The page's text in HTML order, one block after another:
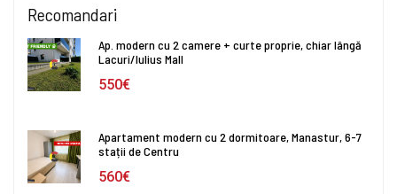
Recomandari
Ap. modern cu 2 camere + curte proprie, chiar lângă
Lacuri/Iulius Mall
550€
Apartament modern cu 2 dormitoare, Manastur, 6-7
stații de Centru
560€